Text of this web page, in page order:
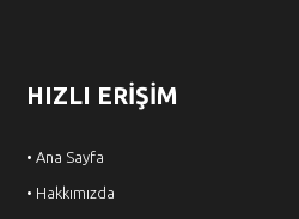
HIZLI ERİŞİM
• Ana Sayfa
• Hakkımızda